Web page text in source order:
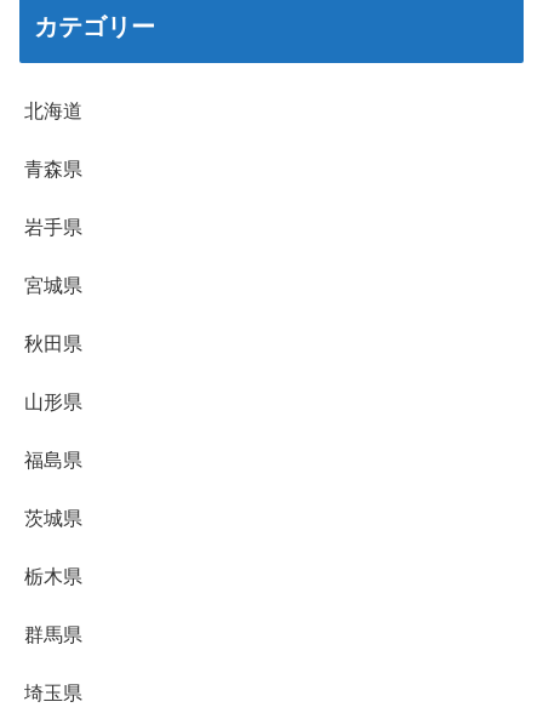
カテゴリー
北海道
青森県
岩手県
宮城県
秋田県
山形県
福島県
茨城県
栃木県
群馬県
埼玉県